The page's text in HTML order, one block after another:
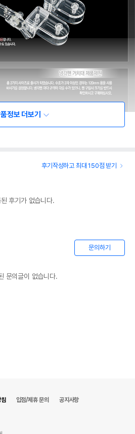
정보 더보기
후기작성하고 최대 150점 받기
후기가 없습니다.
문의하기
문의글이 없습니다.
입점/제휴 문의 공지사항